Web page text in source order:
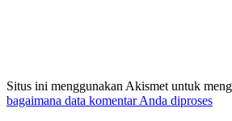
Situs ini menggunakan Akismet untuk
bagaimana data komentar Anda diproses